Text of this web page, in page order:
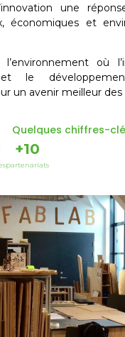
une
économiques et
où
et le
un avenir meilleur
Quelques chiffres-
partenariats
+10